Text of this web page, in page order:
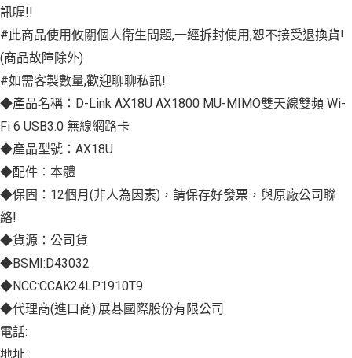
訊喔!!
#此商品使用攸關個人衛生問題,一經拆封使用,恕不接受退換貨!
(商品故障除外)
#如需客製數量,歡迎聊聊私訊!
◆產品名稱：D-Link AX18U AX1800 MU-MIMO雙天線雙頻 Wi-
Fi 6 USB3.0 無線網路卡
◆產品型號：AX18U
◆配件：本體
◆保固：12個月(非人為因素)，請保存好發票，與原廠公司聯
絡!
◆貨源：公司貨
◆BSMI:D43032
◆NCC:CCAK24LP1910T9
◆代理商(進口商):展碁國際股份有限公司
電話:
地址: